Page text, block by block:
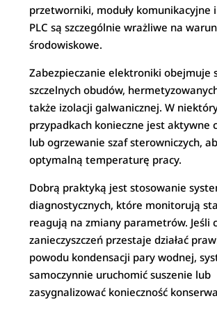
przetworniki, moduły komunikacyjne
PLC są szczególnie wrażliwe na
środowiskowe.
Zabezpieczanie elektroniki obejmuje
szczelnych obudów, hermetyzowanych
także izolacji galwanicznej. W
przypadkach konieczne jest aktywne
lub ogrzewanie szaf sterowniczych,
optymalną temperaturę pracy.
Dobrą praktyką jest stosowanie
diagnostycznych, które monitorują
reagują na zmiany parametrów. Jeśli
zanieczyszczeń przestaje działać
powodu kondensacji pary wodnej,
samoczynnie uruchomić suszenie lub
zasygnalizować konieczność